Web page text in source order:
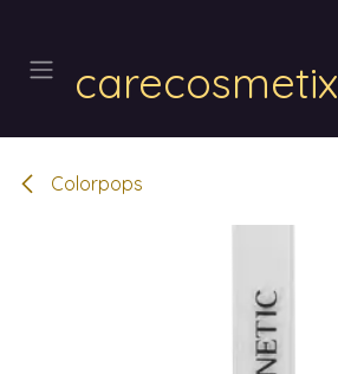
carecosmetix
Colorpops